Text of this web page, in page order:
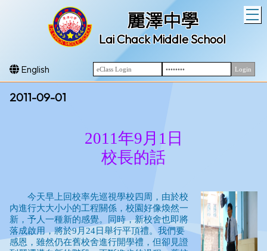
麗澤中學
Lai Chack Middle School
English
2011-09-01